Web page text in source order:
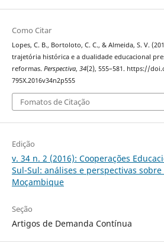
Como Citar
Lopes, C. B., Bortoloto, C. C., & Almeida, S. V.
trajetória histórica e a dualidade educacional
reformas. Perspectiva, 34(2), 555–581. https://
795X.2016v34n2p555
Fomatos de Citação
Edição
v. 34 n. 2 (2016): Cooperações
Sul-Sul: análises e perspectivas
Moçambique
Seção
Artigos de Demanda Contínua